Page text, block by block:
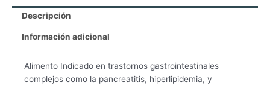
Cuidado
Pancreas
cantidad
Descripción
Información adicional
Alimento Indicado en trastornos gastrointestinales
complejos como la pancreatitis, hiperlipidemia, y